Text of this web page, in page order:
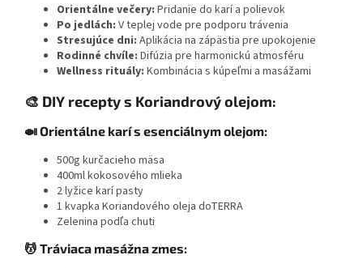
Orientálne večery: Pridanie do karí a polievok
Po jedlách: V teplej vode pre podporu trávenia
Stresujúce dni: Aplikácia na zápästia pre upokojenie
Rodinné chvíle: Difúzia pre harmonickú atmosféru
Wellness rituály: Kombinácia s kúpeľmi a masážami
🎨 DIY recepty s Koriandrový olejom:
🍛 Orientálne karí s esenciálnym olejom:
500g kurčacieho mäsa
400ml kokosového mlieka
2 lyžice karí pasty
1 kvapka Koriandového oleja doTERRA
Zelenina podľa chuti
💆 Tráviaca masážna zmes: